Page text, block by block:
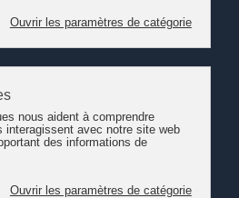
ou économiques ainsi qu’aux
des «Public Affairs». La
reconnues de trois HES : la
la Haute école de gestion de
gestion Arc (HEG Arc).
d’études utiliseront les
ainsi que dans la société civile.